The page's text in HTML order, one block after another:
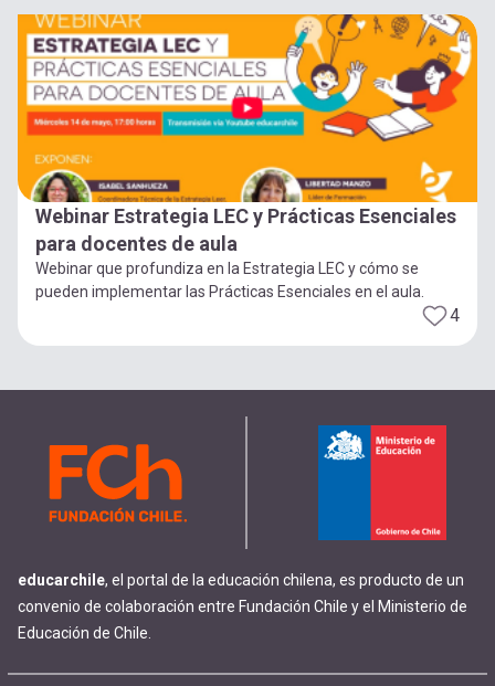
Webinar Estrategia LEC y Prácticas Esenciales
para docentes de aula
Webinar que profundiza en la Estrategia LEC y cómo se
pueden implementar las Prácticas Esenciales en el aula.
4
educarchile, el portal de la educación chilena, es producto de un
convenio de colaboración entre Fundación Chile y el Ministerio de
Educación de Chile.